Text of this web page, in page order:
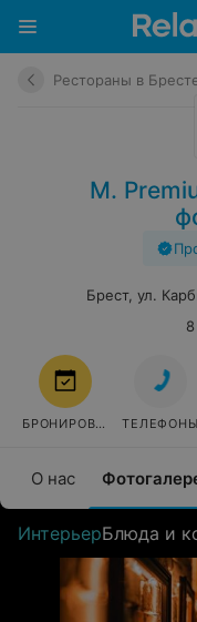
Рестораны в
М.
О нас
Брест, ул.
БРОНИРОВАТЬ ТЕЛЕФОНЫ
ИнтерьерБлюда и